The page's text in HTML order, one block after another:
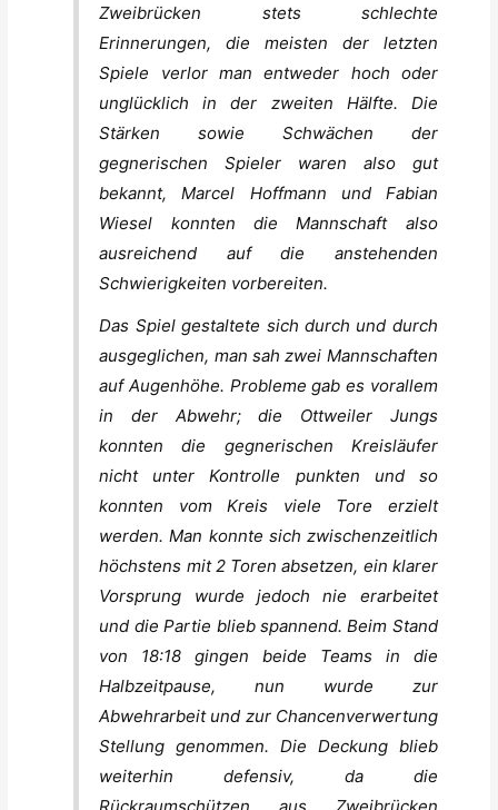
Zweibrücken stets schlechte
Erinnerungen, die meisten der letzten
Spiele verlor man entweder hoch oder
unglücklich in der zweiten Hälfte. Die
Stärken sowie Schwächen der
gegnerischen Spieler waren also gut
bekannt, Marcel Hoffmann und Fabian
Wiesel konnten die Mannschaft also
ausreichend auf die anstehenden
Schwierigkeiten vorbereiten.
Das Spiel gestaltete sich durch und durch
ausgeglichen, man sah zwei Mannschaften
auf Augenhöhe. Probleme gab es vorallem
in der Abwehr; die Ottweiler Jungs
konnten die gegnerischen Kreisläufer
nicht unter Kontrolle punkten und so
konnten vom Kreis viele Tore erzielt
werden. Man konnte sich zwischenzeitlich
höchstens mit 2 Toren absetzen, ein klarer
Vorsprung wurde jedoch nie erarbeitet
und die Partie blieb spannend. Beim Stand
von 18:18 gingen beide Teams in die
Halbzeitpause, nun wurde zur
Abwehrarbeit und zur Chancenverwertung
Stellung genommen. Die Deckung blieb
weiterhin defensiv, da die